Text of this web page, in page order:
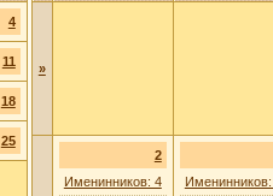
4
11
18
25
»
2
Именинников: 4